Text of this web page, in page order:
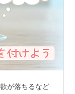
が落ちるなど